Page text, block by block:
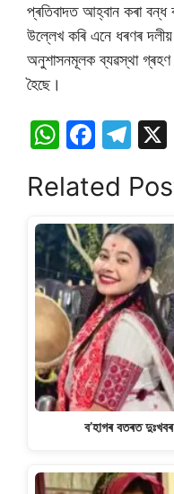
প্ৰতিবাদত আহ্বান কৰা বন্ধ
উল্লেখ কৰি এনে ধৰণৰ
অনুশাসনমূলক ব্যৱস্থা গ্ৰহণ
হৈছে।
W
at
s
A
p
p
F
c
e
b
o
o
k
T
e
gr
a
m
Related
ব’হাগৰ বতৰত